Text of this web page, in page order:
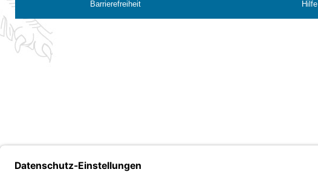
Barrierefreiheit
Hilfe